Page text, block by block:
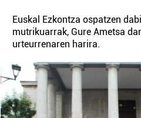
Euskal Ezkontza ospatzen
mutrikuarrak, Gure Ametsa
urteurrenaren harira.